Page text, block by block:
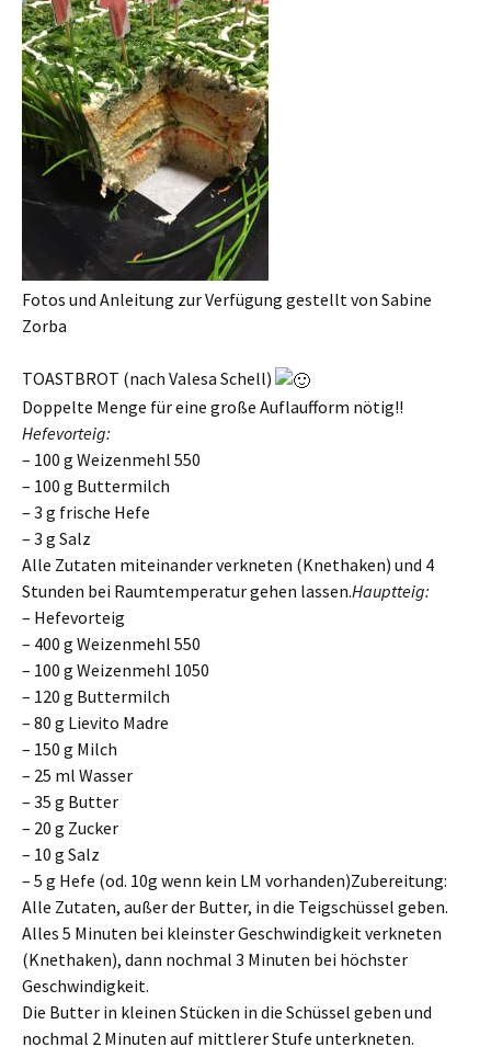
Fotos und Anleitung zur Verfügung gestellt von Sabine
Zorba
TOASTBROT (nach Valesa Schell)
Doppelte Menge für eine große Auflaufform nötig!!
Hefevorteig:
– 100 g Weizenmehl 550
– 100 g Buttermilch
– 3 g frische Hefe
– 3 g Salz
Alle Zutaten miteinander verkneten (Knethaken) und 4
Stunden bei Raumtemperatur gehen lassen.Hauptteig:
– Hefevorteig
– 400 g Weizenmehl 550
– 100 g Weizenmehl 1050
– 120 g Buttermilch
– 80 g Lievito Madre
– 150 g Milch
– 25 ml Wasser
– 35 g Butter
– 20 g Zucker
– 10 g Salz
– 5 g Hefe (od. 10g wenn kein LM vorhanden)Zubereitung:
Alle Zutaten, außer der Butter, in die Teigschüssel geben.
Alles 5 Minuten bei kleinster Geschwindigkeit verkneten
(Knethaken), dann nochmal 3 Minuten bei höchster
Geschwindigkeit.
Die Butter in kleinen Stücken in die Schüssel geben und
nochmal 2 Minuten auf mittlerer Stufe unterkneten.